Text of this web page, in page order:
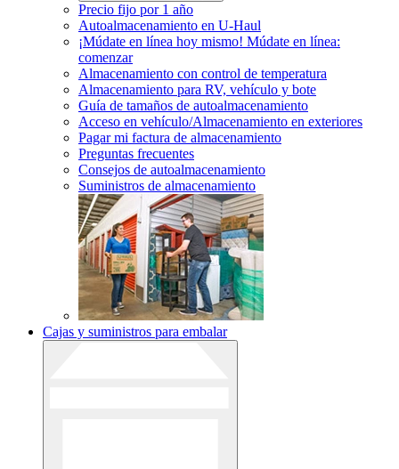
Precio fijo por 1 año
Autoalmacenamiento en U-Haul
¡Múdate en línea hoy mismo! Múdate en línea:
comenzar
Almacenamiento con control de temperatura
Almacenamiento para RV, vehículo y bote
Guía de tamaños de autoalmacenamiento
Acceso en vehículo/Almacenamiento en exteriores
Pagar mi factura de almacenamiento
Preguntas frecuentes
Consejos de autoalmacenamiento
Suministros de almacenamiento
Cajas y suministros para embalar